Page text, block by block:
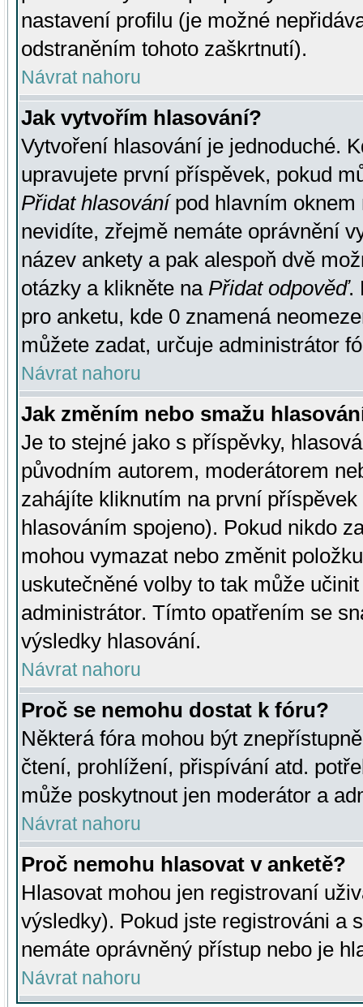
nastavení profilu (je možné
odstraněním tohoto zaškrtnutí).
Návrat nahoru
Jak vytvořím hlasování?
Vytvoření hlasování je jednoduché.
upravujete první příspěvek, pokud
Přidat hlasovánípod hlavním oknem
nevidíte, zřejmě nemáte oprávnění
název ankety a pak alespoň dvě
otázky a klikněte na Přidat odpověď.
pro anketu, kde 0 znamená
můžete zadat, určuje administrátor
Návrat nahoru
Jak změním nebo smažu
Je to stejné jako s příspěvky,
původním autorem, moderátorem
zahájíte kliknutím na první
hlasováním spojeno). Pokud nikdo
mohou vymazat nebo změnit
uskutečněné volby to tak může
administrátor. Tímto opatřením se
výsledky hlasování.
Návrat nahoru
Proč se nemohu dostat k fóru?
Některá fóra mohou být
čtení, prohlížení, přispívání atd.
může poskytnout jen moderátor a
Návrat nahoru
Proč nemohu hlasovat v anketě?
Hlasovat mohou jen registrovaní
výsledky). Pokud jste registrováni a
nemáte oprávněný přístup nebo je
Návrat nahoru